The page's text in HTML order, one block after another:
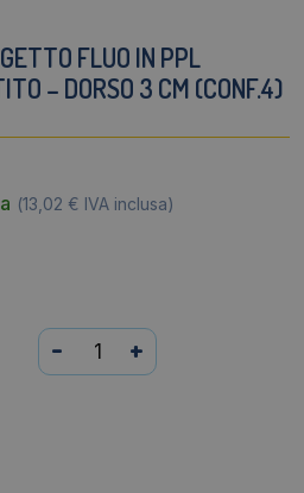
FLUO IN PPL
– DORSO 3 CM (CONF.4)
(13,02 € IVA inclusa)
Scatole
Portaprogetto
- +